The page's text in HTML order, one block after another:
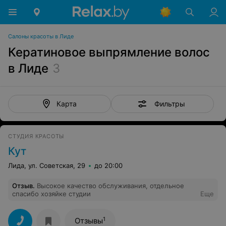
Салоны красоты в Лиде
Кератиновое выпрямление волос
в Лиде 3
Карта Фильтры
СТУДИЯ КРАСОТЫ
Кут
Лида, ул. Советская, 29 до 20:00
Отзыв. Высокое качество обслуживания, отдельное
спасибо хозяйке студии
Еще
Отзывы1